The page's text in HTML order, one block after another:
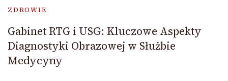
ZDROWIE
Gabinet RTG i USG: Kluczowe Aspekty
Diagnostyki Obrazowej w Służbie
Medycyny